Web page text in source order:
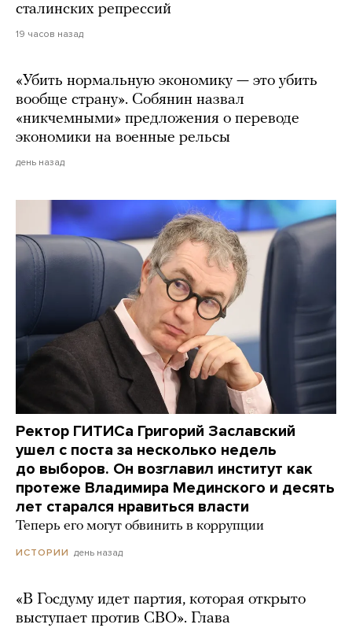
сталинских репрессий
19 часов назад
«Убить нормальную экономику — это убить
вообще страну». Собянин назвал
«никчемными» предложения о переводе
экономики на военные рельсы
день назад
Ректор ГИТИСа Григорий Заславский
ушел с поста за несколько недель
до выборов. Он возглавил институт как
протеже Владимира Мединского и десять
лет старался нравиться власти
Теперь его могут обвинить в коррупции
ИСТОРИИ день назад
«В Госдуму идет партия, которая открыто
выступает против СВО». Глава